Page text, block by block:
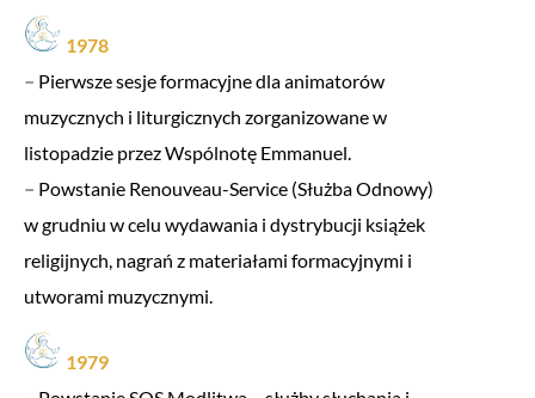
1978
– Pierwsze sesje formacyjne dla animatorów
muzycznych i liturgicznych zorganizowane w
listopadzie przez Wspólnotę Emmanuel.
– Powstanie Renouveau-Service (Służba Odnowy)
w grudniu w celu wydawania i dystrybucji książek
religijnych, nagrań z materiałami formacyjnymi i
utworami muzycznymi.
1979